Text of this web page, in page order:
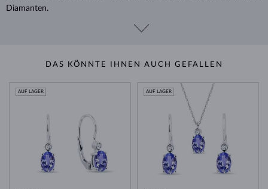
Diamanten.
DAS KÖNNTE IHNEN AUCH GEFALLEN
AUF LAGER AUF LAGER